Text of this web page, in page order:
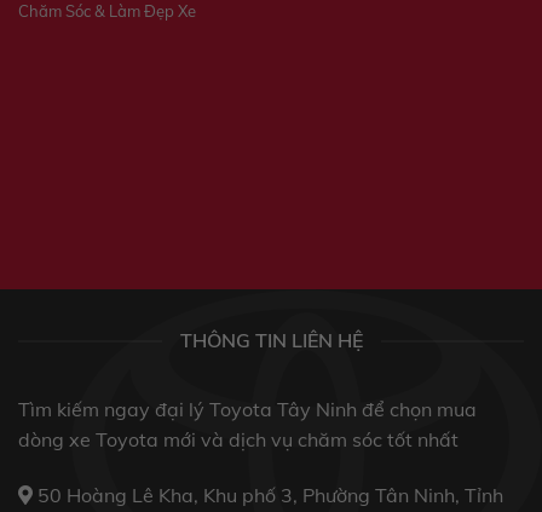
Chăm Sóc & Làm Đẹp Xe
THÔNG TIN LIÊN HỆ
Tìm kiếm ngay đại lý Toyota Tây Ninh để chọn mua
dòng xe Toyota mới và dịch vụ chăm sóc tốt nhất
50 Hoàng Lê Kha, Khu phố 3, Phường Tân Ninh, Tỉnh